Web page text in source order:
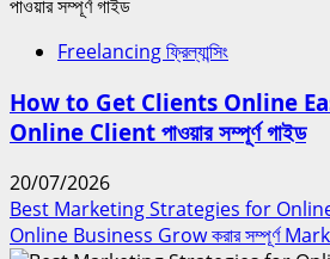
Freelancing ফ্রিল্যান্সিং
How to Get Clients Online
Online Client পাওয়ার সম্পূর্ণ গাইড
20/07/2026
Best Marketing Strategies for Online
Online Business Grow করার সম্পূর্ণ